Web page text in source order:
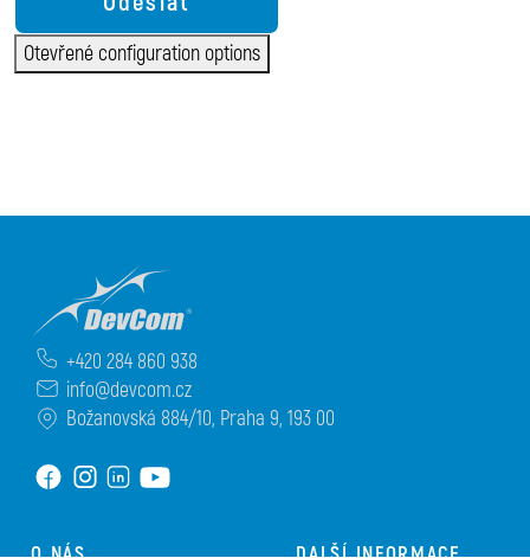
Otevřené configuration options
+420 284 860 938
info@devcom.cz
Božanovská 884/10, Praha 9, 193 00